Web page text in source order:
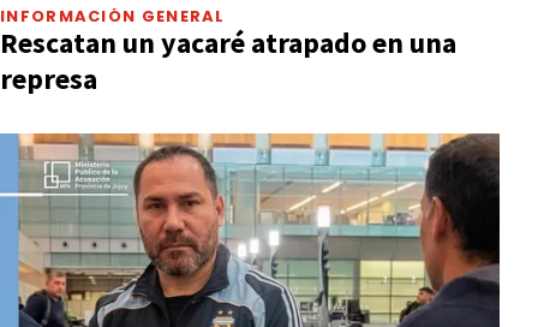
INFORMACIÓN GENERAL
Rescatan un yacaré atrapado en una
represa